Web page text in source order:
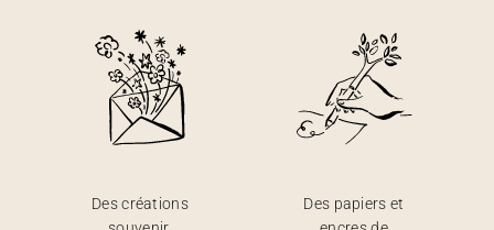
Des créations
Des papiers et